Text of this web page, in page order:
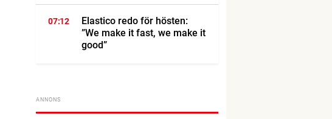
07:12
Elastico redo för hösten:
”We make it fast, we make it
good”